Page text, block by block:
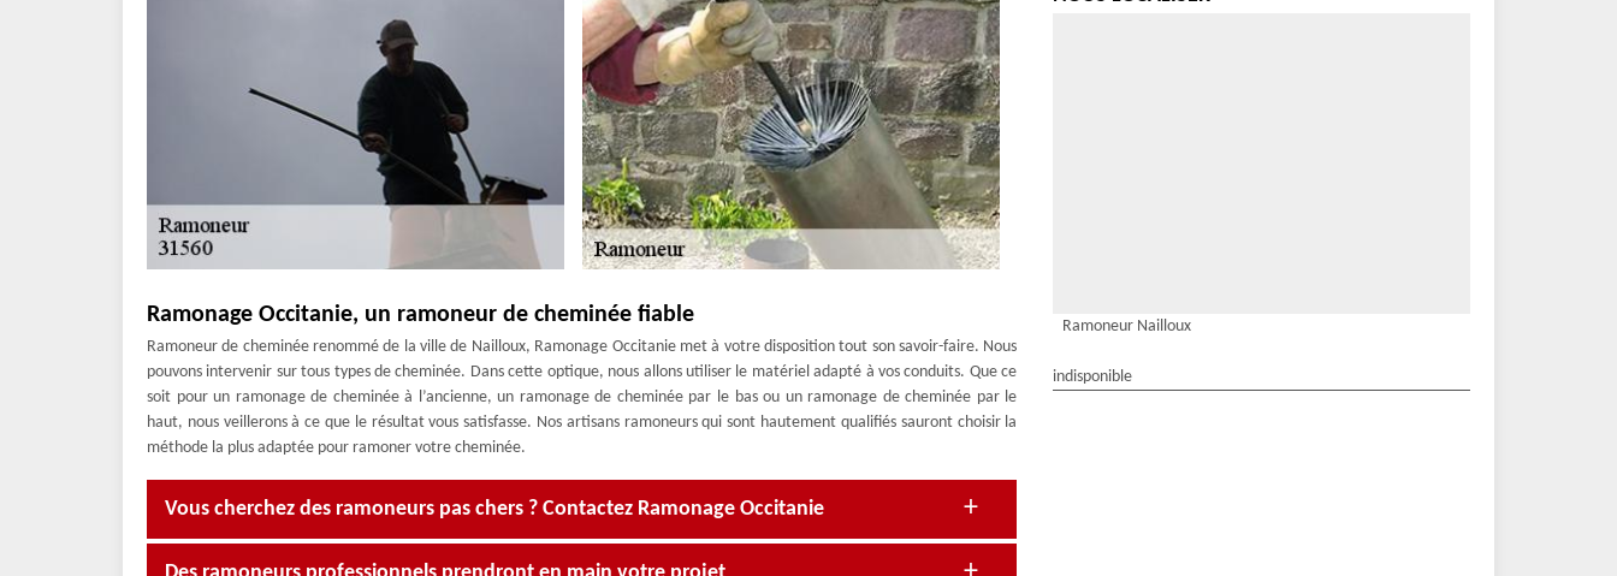
Ramonage Occitanie, un ramoneur de cheminée fiable
Ramoneur de cheminée renommé de la ville de Nailloux, Ramonage Occitanie met à votre disposition tout son savoir-faire. Nous
pouvons intervenir sur tous types de cheminée. Dans cette optique, nous allons utiliser le matériel adapté à vos conduits. Que ce
soit pour un ramonage de cheminée à l’ancienne, un ramonage de cheminée par le bas ou un ramonage de cheminée par le
haut, nous veillerons à ce que le résultat vous satisfasse. Nos artisans ramoneurs qui sont hautement qualifiés sauront choisir la
méthode la plus adaptée pour ramoner votre cheminée.
Vous cherchez des ramoneurs pas chers ? Contactez Ramonage Occitanie
Ramoneur Nailloux
indisponible